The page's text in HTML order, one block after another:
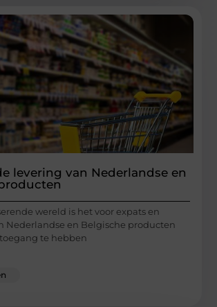
levering van Nederlandse en
wereld is het voor expats en
Nederlandse en Belgische producten
te hebben